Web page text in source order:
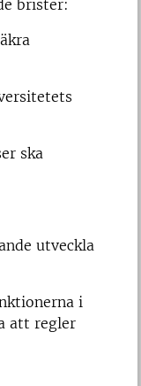
brister:
ska
utveckla
i
att regler